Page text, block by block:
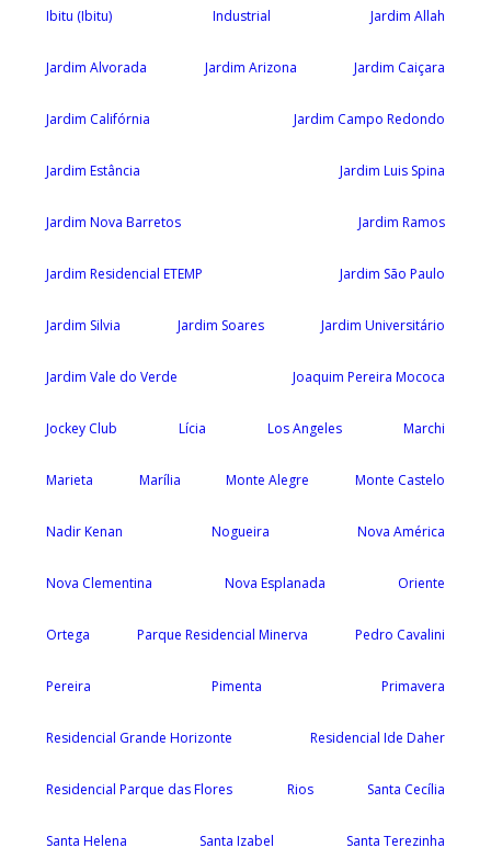
Ibitu (Ibitu) Industrial Jardim Allah
Jardim Alvorada Jardim Arizona Jardim Caiçara
Jardim Califórnia Jardim Campo Redondo
Jardim Estância Jardim Luis Spina
Jardim Nova Barretos Jardim Ramos
Jardim Residencial ETEMP Jardim São Paulo
Jardim Silvia Jardim Soares Jardim Universitário
Jardim Vale do Verde Joaquim Pereira Mococa
Jockey Club Lícia Los Angeles Marchi
Marieta Marília Monte Alegre Monte Castelo
Nadir Kenan Nogueira Nova América
Nova Clementina Nova Esplanada Oriente
Ortega Parque Residencial Minerva Pedro Cavalini
Pereira Pimenta Primavera
Residencial Grande Horizonte Residencial Ide Daher
Residencial Parque das Flores Rios Santa Cecília
Santa Helena Santa Izabel Santa Terezinha